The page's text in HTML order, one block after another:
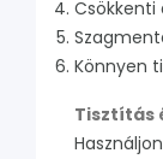
Csökkenti
Könnyen
Tisztítás